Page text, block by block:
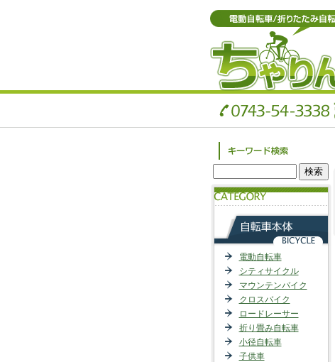
電動自転車
シティサイクル
マウンテンバイク
クロスバイク
ロードレーサー
折り畳み自転車
小径自転車
子供車